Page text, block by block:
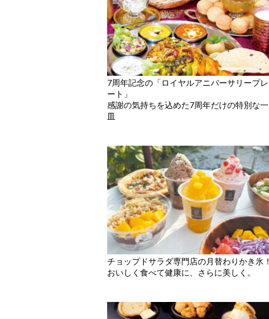
7周年記念の「ロイヤルアニバーサリープレ
ート」
感謝の気持ちを込めた7周年だけの特別な一
皿
チョップドサラダ専門店の月替わりかき氷！
おいしく食べて健康に、さらに美しく。